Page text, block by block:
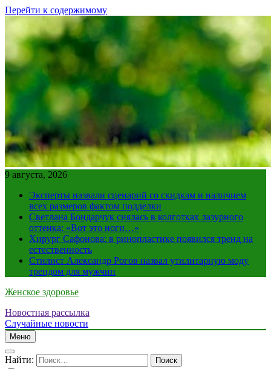
Перейти к содержимому
9 августа, 2026
Эксперты назвали сценарий со скидкам и наличием
всех размеров фактом подделки
Светлана Бондарчук снялась в колготках лазурного
оттенка: «Вот это ноги…»
Хирург Сафонова: в ринопластике появился тренд на
естественность
Стилист Александр Рогов назвал утилитарную моду
трендом для мужчин
Женское здоровье
Новостная рассылка
Случайные новости
Меню
Найти: